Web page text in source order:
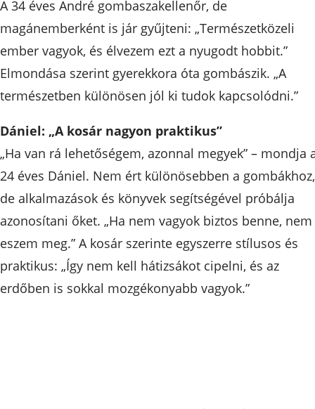
A 34 éves André gombaszakellenőr, de
magánemberként is jár gyűjteni: „Természetközeli
ember vagyok, és élvezem ezt a nyugodt hobbit.”
Elmondása szerint gyerekkora óta gombászik. „A
természetben különösen jól ki tudok kapcsolódni.”
Dániel: „A kosár nagyon praktikus”
„Ha van rá lehetőségem, azonnal megyek” – mondja
24 éves Dániel. Nem ért különösebben a gombákhoz,
de alkalmazások és könyvek segítségével próbálja
azonosítani őket. „Ha nem vagyok biztos benne,
eszem meg.” A kosár szerinte egyszerre stílusos és
praktikus: „Így nem kell hátizsákot cipelni, és az
erdőben is sokkal mozgékonyabb vagyok.”